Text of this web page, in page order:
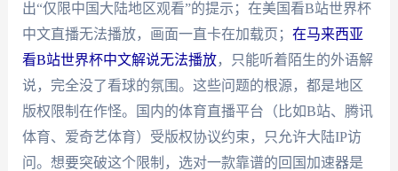
出“仅限中国大陆地区观看”的提示；在美国看B站世界杯
中文直播无法播放，画面一直卡在加载页； 在马来西亚
看B站世界杯中文解说无法播放，只能听着陌生的外语解
说，完全没了看球的氛围。这些问题的根源，都是地区
版权限制在作怪。国内的体育直播平台（比如B站、腾讯
体育、爱奇艺体育）受版权协议约束，只允许大陆IP访
问。想要突破这个限制，选对一款靠谱的回国加速器是